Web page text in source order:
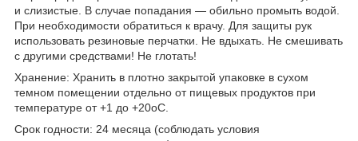
и слизистые. В случае попадания — обильно промыть водой.
При необходимости обратиться к врачу. Для защиты рук
использовать резиновые перчатки. Не вдыхать. Не смешивать
с другими средствами! Не глотать!
Хранение: Хранить в плотно закрытой упаковке в сухом
темном помещении отдельно от пищевых продуктов при
температуре от +1 до +20оС.
Срок годности: 24 месяца (соблюдать условия